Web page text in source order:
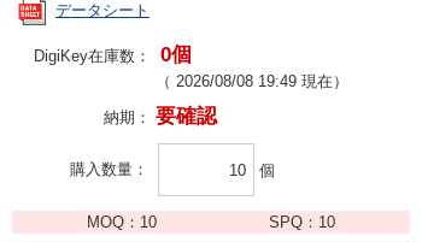
データシート
DigiKey在庫数： 0個
（ 2026/08/08 19:49 現在）
納期： 要確認
購入数量 個
MOQ： 10 SPQ： 10